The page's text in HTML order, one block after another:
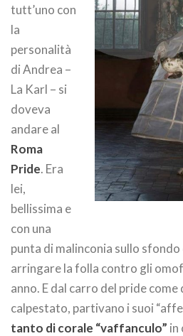
tutt’uno con
la
personalità
di Andrea –
La Karl – si
doveva
andare al
Roma
Pride. Era
lei,
bellissima e
con una
punta di malinconia sullo
arringare la folla contro gli
anno. E dal carro del pride come
calpestato, partivano i suoi
tanto di corale “vaffanculo” in